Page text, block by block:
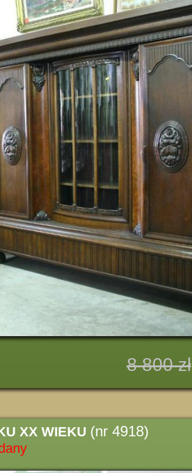
8 800 zł
XX WIEKU (nr 4918)